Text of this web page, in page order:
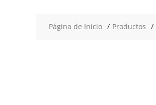
Página de Inicio Productos